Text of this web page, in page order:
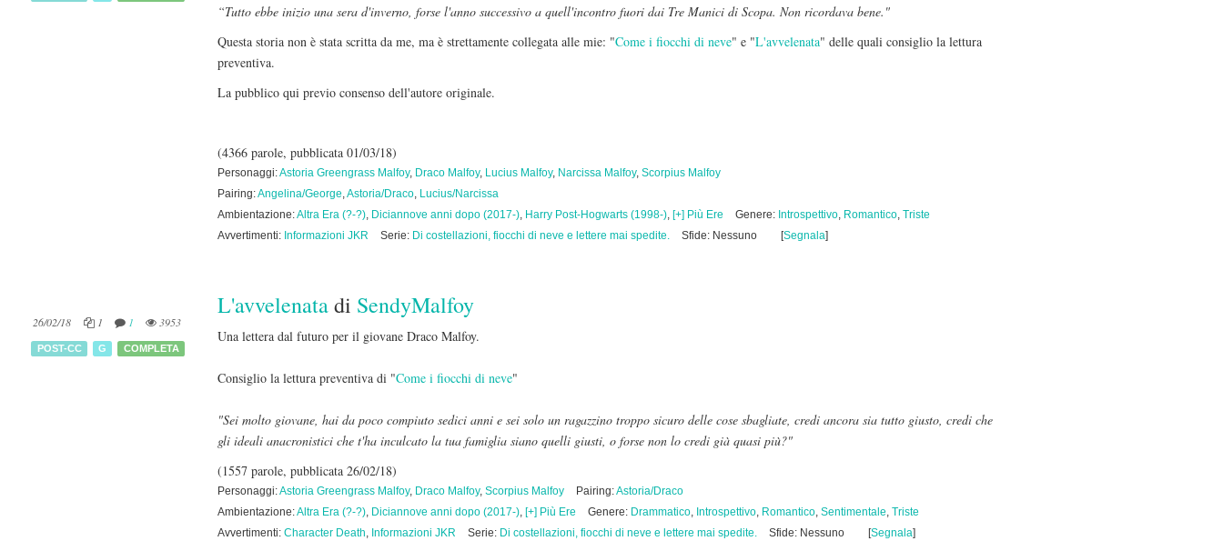
“Tutto ebbe inizio una sera d'inverno, forse l'anno successivo a quell'incontro fuori dai Tre Manici di Scopa. Non ricordava bene."
Questa storia non è stata scritta da me, ma è strettamente collegata alle mie: "Come i fiocchi di neve" e "L'avvelenata" delle quali consiglio la lettura
preventiva.
La pubblico qui previo consenso dell'autore originale.
(4366 parole, pubblicata 01/03/18)
Personaggi:Astoria Greengrass Malfoy, Draco Malfoy, Lucius Malfoy, Narcissa Malfoy, Scorpius Malfoy
Pairing:Angelina/George,Astoria/Draco, Lucius/Narcissa
Ambientazione:Altra Era (?-?), Diciannove anni dopo (2017-), Harry Post-Hogwarts (1998-), [+] Più Ere Genere: Introspettivo, Romantico, Triste
Avvertimenti: Informazioni JKR Serie: Di costellazioni, fiocchi di neve e lettere mai spedite. Sfide: Nessuno [Segnala]
26/02/18 1 1 3953
POST-CC G COMPLETA
L'avvelenatadi SendyMalfoy
Una lettera dal futuro per il giovane Draco Malfoy.
Consiglio la lettura preventiva di "Come i fiocchi di neve"
"Sei molto giovane, hai da poco compiuto sedici anni e sei solo un ragazzino troppo sicuro delle cose sbagliate, credi ancora sia tutto giusto, credi che
gli ideali anacronistici che t'ha inculcato la tua famiglia siano quelli giusti, o forse non lo credi già quasi più?"
(1557 parole, pubblicata 26/02/18)
Personaggi:Astoria Greengrass Malfoy, Draco Malfoy, Scorpius Malfoy Pairing:Astoria/Draco
Ambientazione:Altra Era (?-?), Diciannove anni dopo (2017-), [+] Più Ere Genere: Drammatico, Introspettivo, Romantico, Sentimentale, Triste
Avvertimenti: Character Death, Informazioni JKR Serie: Di costellazioni, fiocchi di neve e lettere mai spedite. Sfide: Nessuno [Segnala]